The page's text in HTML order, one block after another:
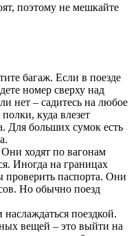
поэтому не мешкайте
багаж. Если в поезде
номер сверху над
нет – садитесь на любое
куда влезет
Для больших сумок есть
ходят по вагонам
Иногда на границах
проверить паспорта. Они
Но обычно поезд
поездкой.
вещей – это выйти на